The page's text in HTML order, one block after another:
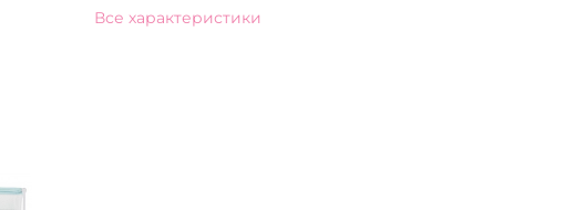
Все характеристики